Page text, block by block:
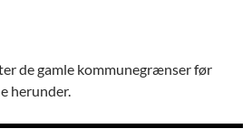
de gamle kommunegrænser før
herunder.